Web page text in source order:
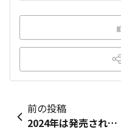
前の投稿
2024年は発売されなかったのかな❓️(2025Ver)他社の商品が写っちゃっててスミマセン🥵